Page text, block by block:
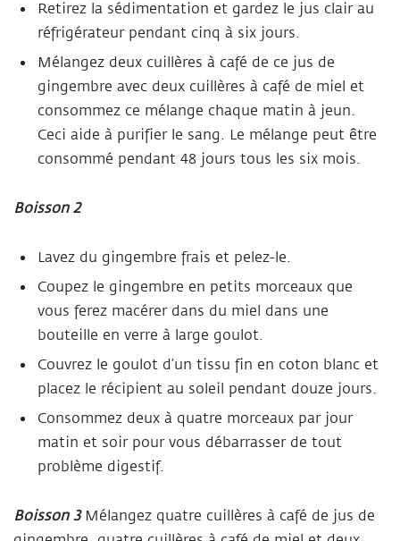
Retirez la sédimentation et gardez le jus clair au
réfrigérateur pendant cinq à six jours.
Mélangez deux cuillères à café de ce jus de
gingembre avec deux cuillères à café de miel et
consommez ce mélange chaque matin à jeun.
Ceci aide à purifier le sang. Le mélange peut être
consommé pendant 48 jours tous les six mois.
Boisson 2
Lavez du gingembre frais et pelez-le.
Coupez le gingembre en petits morceaux que
vous ferez macérer dans du miel dans une
bouteille en verre à large goulot.
Couvrez le goulot d’un tissu fin en coton blanc et
placez le récipient au soleil pendant douze jours.
Consommez deux à quatre morceaux par jour
matin et soir pour vous débarrasser de tout
problème digestif.
Boisson 3Mélangez quatre cuillères à café de jus de